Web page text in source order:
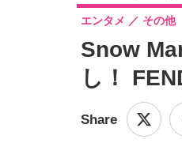
Snow
し！
エンタメ その他